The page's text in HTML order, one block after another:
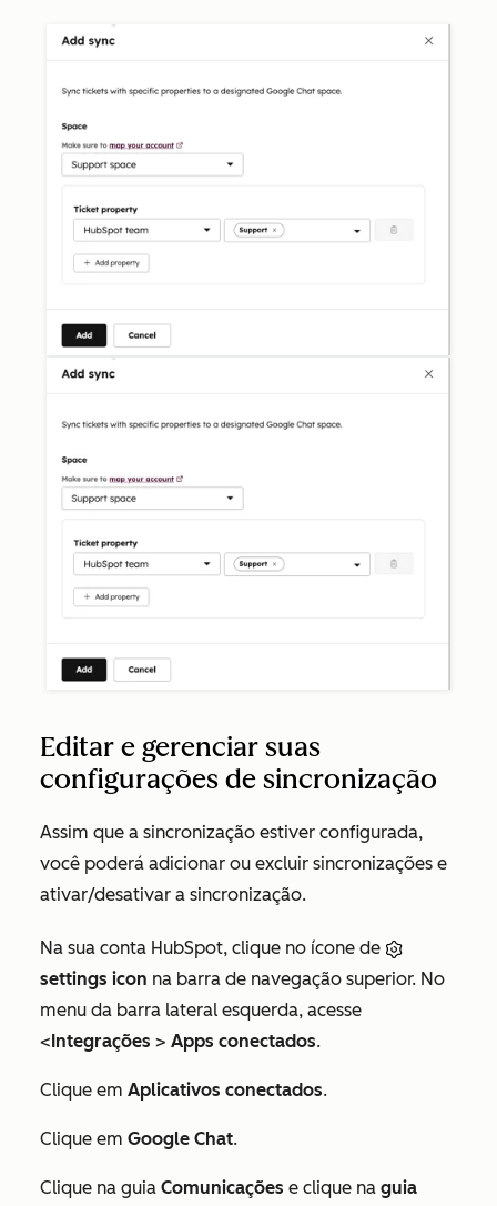
Editar e gerenciar suas
configurações de sincronização
Assim que a sincronização estiver configurada,
você poderá adicionar ou excluir sincronizações e
ativar/desativar a sincronização.
Na sua conta HubSpot, clique no ícone de
settings icon na barra de navegação superior. No
menu da barra lateral esquerda, acesse
<Integrações > Apps conectados.
Clique em Aplicativos conectados.
Clique em Google Chat.
Clique na guia Comunicações e clique na guia